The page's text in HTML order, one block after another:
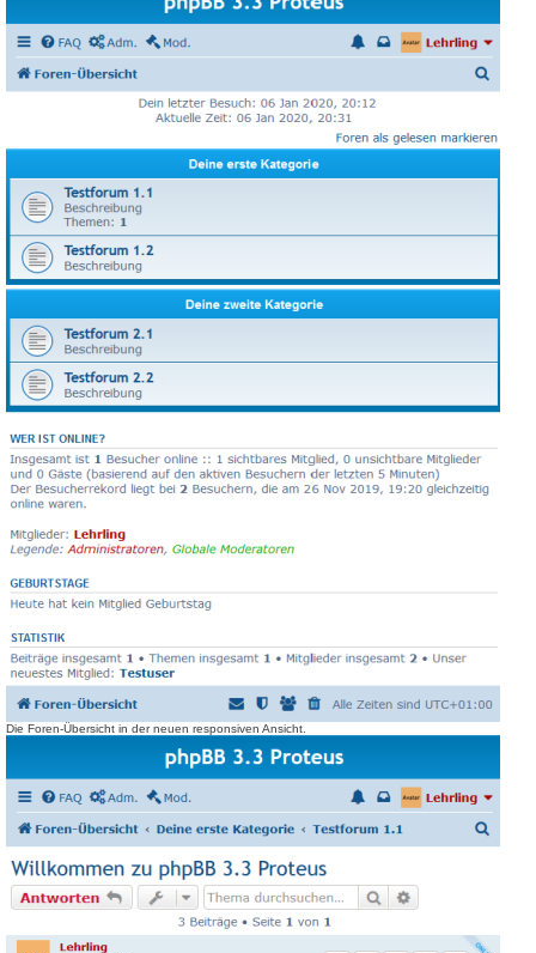
Die Foren-Übersicht in der neuen responsiven Ansicht.